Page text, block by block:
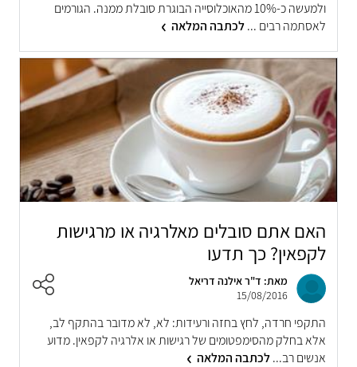
ולמעשה כ-10% מהאוכלוסייה הבוגרת סובלת ממנה. הגורמים
לאסתמה רבים ...לכתבה המלאה
האם אתם סובלים מאלרגיה או מרגישות
לקפאין? כך תדעו
מאת: ד"ר אילנה דריאל
15/08/2016
התקפי חרדה, לחץ בחזה ורעידות: לא, לא מדובר בהתקף לב,
אלא בחלק מהסימפטומים של רגישות או אלרגיה לקפאין. מדוע
אנשים רב...לכתבה המלאה